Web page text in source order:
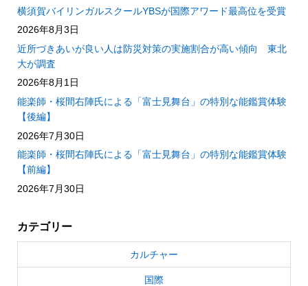
横須賀バイリンガルスクールYBSが国際アワード最高位を受賞
2026年8月3日
近所づきあいが良い人は防災対策の実施割合が高い傾向 東北
大が調査
2026年8月1日
能楽師・桜間右陣氏による「富士見舞台」の特別な能鑑賞体験
【後編】
2026年7月30日
能楽師・桜間右陣氏による「富士見舞台」の特別な能鑑賞体験
【前編】
2026年7月30日
カテゴリー
カルチャー
国際